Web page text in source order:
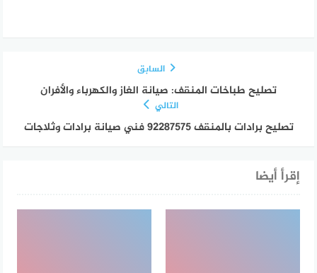
السابق
تصليح طباخات المنقف: صيانة الغاز والكهرباء والأفران
التالي
تصليح برادات بالمنقف 92287575 فني صيانة برادات وثلاجات
إقرأ أيضا